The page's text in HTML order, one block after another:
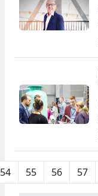
54 55 56 57